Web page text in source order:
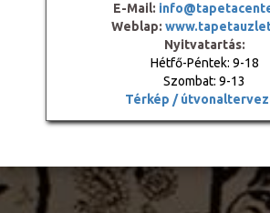
E-Mail:
Weblap:
Nyitvatartás:
Hétfő-Péntek: 9-18
Szombat: 9-13
Térkép /